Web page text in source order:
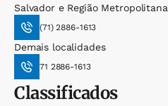
Salvador e Região Metropolitana
(71) 2886-1613
Demais localidades
71 2886-1613
Classificados